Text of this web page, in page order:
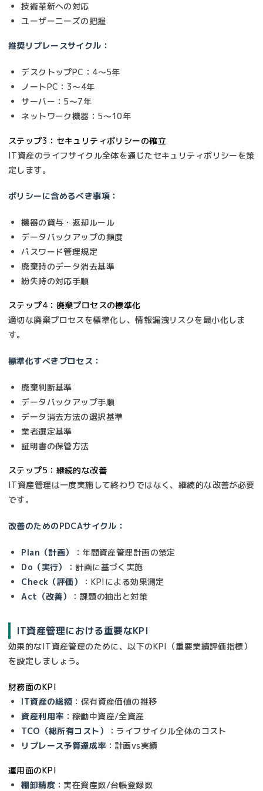
技術革新への対応
ユーザーニーズの把握
推奨リプレースサイクル：
デスクトップPC：4〜5年
ノートPC：3〜4年
サーバー：5〜7年
ネットワーク機器：5〜10年
ステップ3：セキュリティポリシーの確立
IT資産のライフサイクル全体を通じたセキュリティポリシーを策
定します。
ポリシーに含めるべき事項：
機器の貸与・返却ルール
データバックアップの頻度
パスワード管理規定
廃棄時のデータ消去基準
紛失時の対応手順
ステップ4：廃棄プロセスの標準化
適切な廃棄プロセスを標準化し、情報漏洩リスクを最小化しま
す。
標準化すべきプロセス：
廃棄判断基準
データバックアップ手順
データ消去方法の選択基準
業者選定基準
証明書の保管方法
ステップ5：継続的な改善
IT資産管理は一度実施して終わりではなく、継続的な改善が必要
です。
改善のためのPDCAサイクル：
Plan（計画）
：年間資産管理計画の策定
Do（実行）
：計画に基づく実施
Check（評価）
：KPIによる効果測定
Act（改善）
：課題の抽出と対策
IT資産管理における重要なKPI
効果的なIT資産管理のために、以下のKPI（重要業績評価指標）
を設定しましょう。
財務面のKPI
IT資産の総額 ：保有資産価値の推移
資産利用率 ：稼働中資産/全資産
TCO（総所有コスト）
：ライフサイクル全体のコスト
リプレース予算達成率 ：計画vs実績
運用面のKPI
棚卸精度 ：実在資産数/台帳登録数